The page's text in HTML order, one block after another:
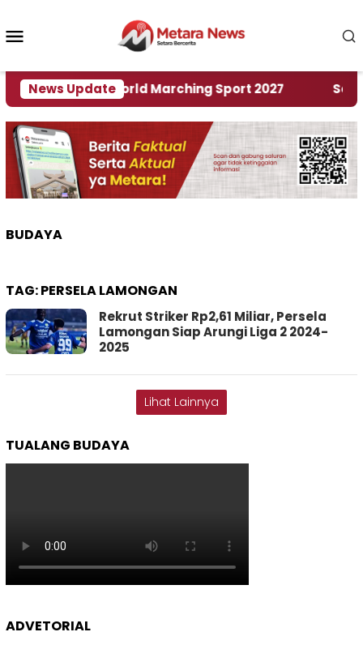
konten
News Update
Rumah World Marching Sport 2027 ‎Soal
BUDAYA
TAG:PERSELA LAMONGAN
Rekrut Striker Rp2,61 Miliar, Persela
Lamongan Siap Arungi Liga 2 2024-
2025
Lihat Lainnya
TUALANG BUDAYA
ADVETORIAL